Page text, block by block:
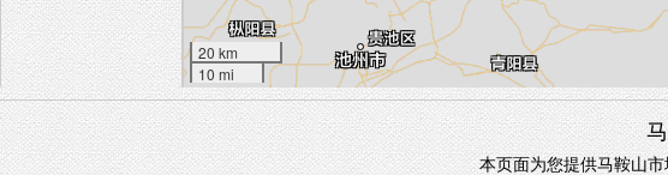
20 km
10 mi
本页面为您提供马鞍山